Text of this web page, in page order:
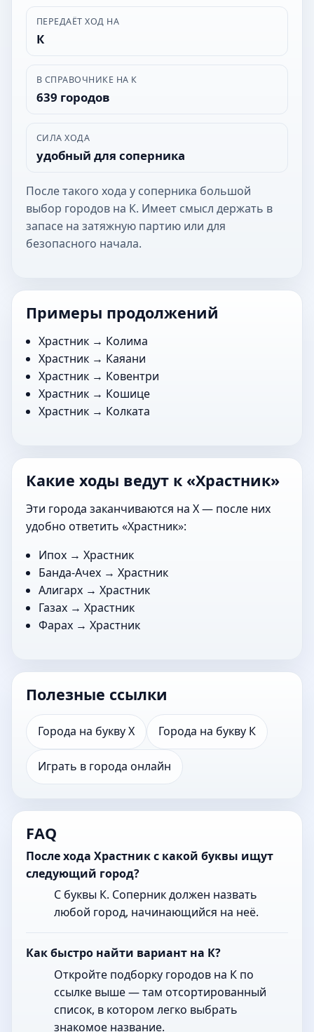
ПЕРЕДАЁТ ХОД НА
К
В СПРАВОЧНИКЕ НА К
639 городов
СИЛА ХОДА
удобный для соперника
После такого хода у соперника большой
выбор городов на К. Имеет смысл держать в
запасе на затяжную партию или для
безопасного начала.
Примеры продолжений
Храстник → Колима
Храстник → Каяани
Храстник → Ковентри
Храстник → Кошице
Храстник → Колката
Какие ходы ведут к «Храстник»
Эти города заканчиваются на Х — после них
удобно ответить «Храстник»:
Ипох → Храстник
Банда-Ачех → Храстник
Алигарх → Храстник
Газах → Храстник
Фарах → Храстник
Полезные ссылки
Города на букву Х Города на букву К
Играть в города онлайн
FAQ
После хода Храстник с какой буквы ищут
следующий город?
С буквы К. Соперник должен назвать
любой город, начинающийся на неё.
Как быстро найти вариант на К?
Откройте подборку городов на К по
ссылке выше — там отсортированный
список, в котором легко выбрать
знакомое название.